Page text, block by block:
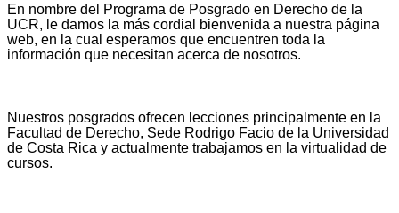
En nombre del Programa de Posgrado en Derecho de la
UCR, le damos la más cordial bienvenida a nuestra página
web, en la cual esperamos que encuentren toda la
información que necesitan acerca de nosotros.
Nuestros posgrados ofrecen lecciones principalmente en la
Facultad de Derecho, Sede Rodrigo Facio de la Universidad
de Costa Rica y actualmente trabajamos en la virtualidad de
cursos.